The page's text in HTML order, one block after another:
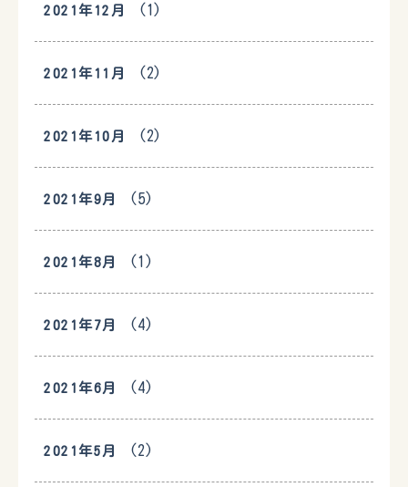
2021年12月 (1)
2021年11月 (2)
2021年10月 (2)
2021年9月 (5)
2021年8月 (1)
2021年7月 (4)
2021年6月 (4)
2021年5月 (2)